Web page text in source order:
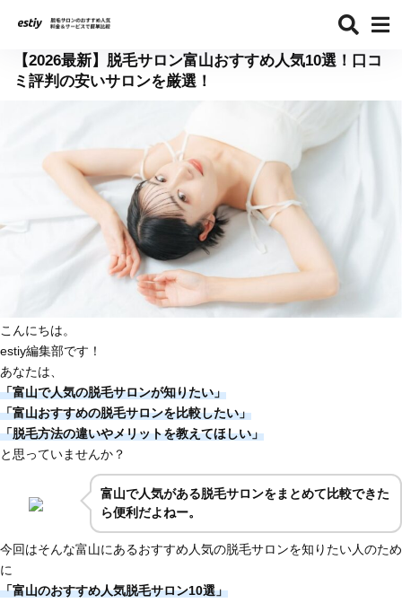
【2026最新】脱毛サロン富山おすすめ人気10選！口コ
ミ評判の安いサロンを厳選！
こんにちは。
estiy編集部です！
あなたは、
「富山で人気の脱毛サロンが知りたい」
「富山おすすめの脱毛サロンを比較したい」
「脱毛方法の違いやメリットを教えてほしい」
と思っていませんか？
富山で人気がある脱毛サロンをまとめて比較できた
ら便利だよねー。
今回はそんな富山にあるおすすめ人気の脱毛サロンを知りたい人のため
に
「富山のおすすめ人気脱毛サロン10選」